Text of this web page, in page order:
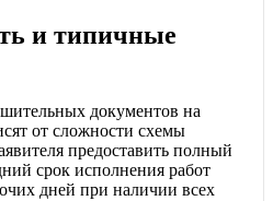
и типичные
документов на
от сложности схемы
предоставить полный
срок исполнения работ
дней при наличии всех